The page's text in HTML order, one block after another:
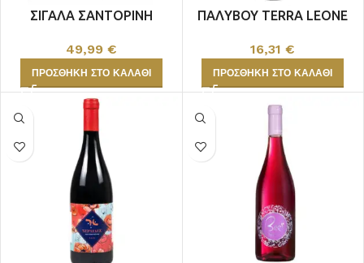
ΣΙΓΑΛΑ ΣΑΝΤΟΡΙΝΗ
49,99 €
ΠΡΟΣΘΉΚΗ ΣΤΟ ΚΑΛΆΘΙ
ΠΑΛΥΒΟΥ TERRA LEONE
16,31€
ΠΡΟΣΘΉΚΗ ΣΤΟ ΚΑΛΆΘΙ